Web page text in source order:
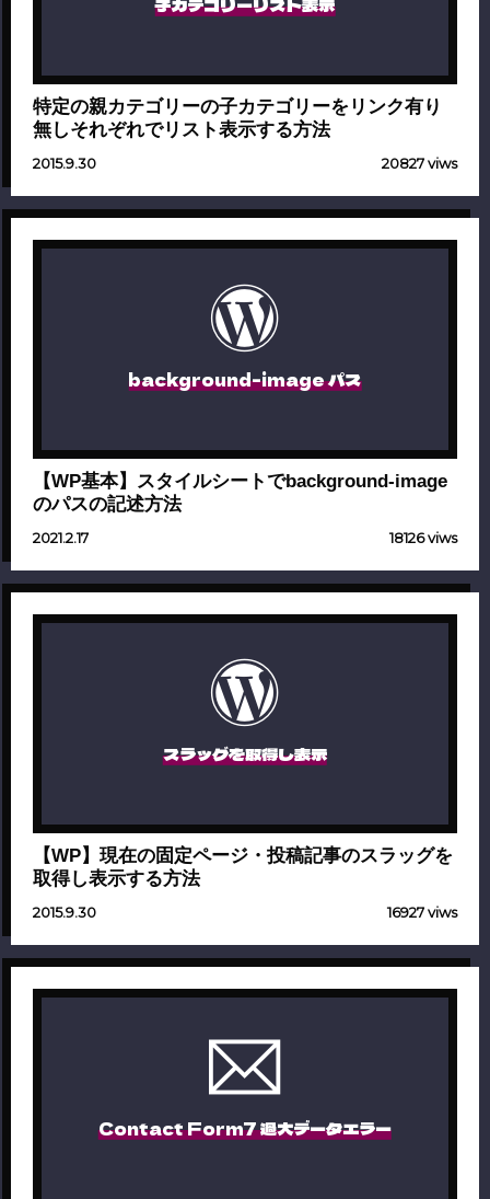
特定の親カテゴリーの子カテゴリーをリンク有り
無しそれぞれでリスト表示する方法
2015.9.30 20827 viws
background-image パス
【WP基本】スタイルシートでbackground-image
のパスの記述方法
2021.2.17 18126 viws
スラッグを取得し表示
【WP】現在の固定ページ・投稿記事のスラッグを
取得し表示する方法
2015.9.30 16927 viws
Contact Form7 過大データエラー